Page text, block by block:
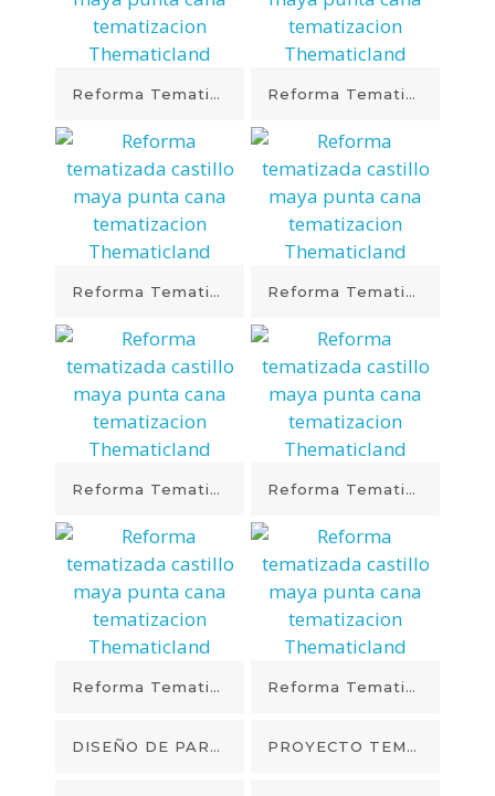
Reforma Tematizada Castillo Maya Punta Cana Tematizacion Thematicland Reforma Tematizada Castillo Maya Punta Cana Tematizacion Thematicland
Reforma Tematizada Castillo Maya Punta Cana Tematizacion Thematicland Reforma Tematizada Castillo Maya Punta Cana Tematizacion Thematicland
Reforma Tematizada Castillo Maya Punta Cana Tematizacion Thematicland Reforma Tematizada Castillo Maya Punta Cana Tematizacion Thematicland
Reforma Tematizada Castillo Maya Punta Cana Tematizacion Thematicland Reforma Tematizada Castillo Maya Punta Cana Tematizacion Thematicland
DISEÑO DE PARQUE ACUATICO TEMATIZACION PIRATAS EN PUNTA CANA PROYECTO TEMATIZACION DISEÑO MAYAS Y AZTECAS RELIEVE EN PARED